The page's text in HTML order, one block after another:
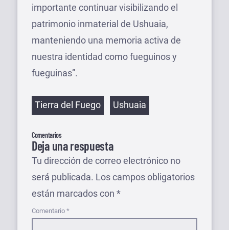
importante continuar visibilizando el
patrimonio inmaterial de Ushuaia,
manteniendo una memoria activa de
nuestra identidad como fueguinos y
fueguinas”.
Etiquetas
Tierra del Fuego Ushuaia
Comentarios
Deja una respuesta
Tu dirección de correo electrónico no
será publicada. Los campos obligatorios
están marcados con *
Comentario *